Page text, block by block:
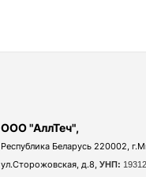
ООО "АллТеч",
Республика Беларусь 220002,
ул.Сторожовская, д.8, УНП: